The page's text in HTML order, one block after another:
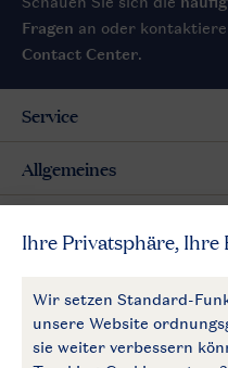
Fragen an oder
Contact Center.
Service
Allgemeines